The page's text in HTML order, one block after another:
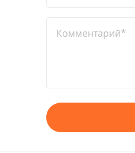
Комментарий*